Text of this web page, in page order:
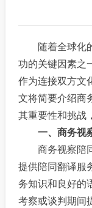
随着全球化的
功的关键因素之
作为连接双方文
文将简要介绍商
其重要性和挑战
一、商务视
商务视察陪同
提供陪同翻译服
务知识和良好的
考察或谈判期间